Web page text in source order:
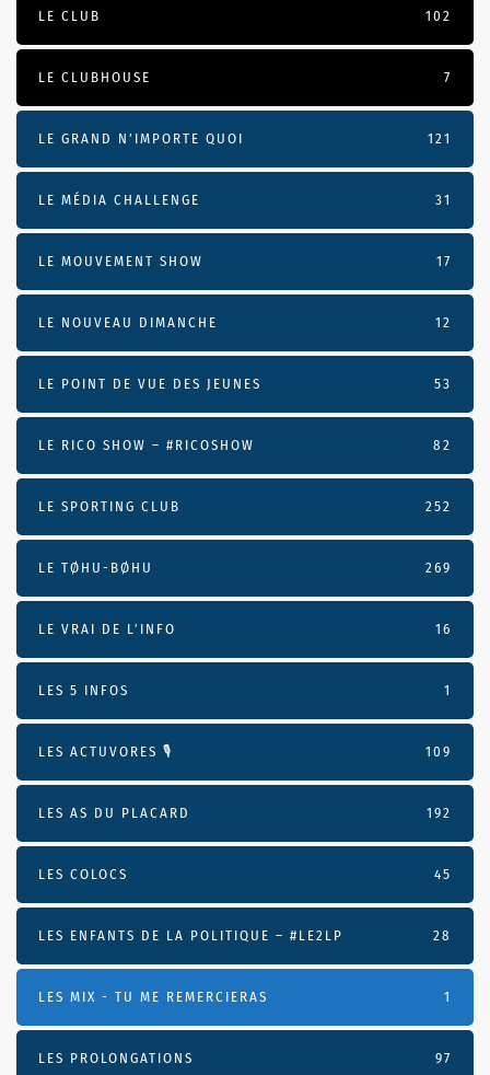
LE CLUB 102
LE CLUBHOUSE 7
LE GRAND N’IMPORTE QUOI 121
LE MÉDIA CHALLENGE 31
LE MOUVEMENT SHOW 17
LE NOUVEAU DIMANCHE 12
LE POINT DE VUE DES JEUNES 53
LE RICO SHOW – #RICOSHOW 82
LE SPORTING CLUB 252
LE TØHU-BØHU 269
LE VRAI DE L’INFO 16
LES 5 INFOS 1
LES ACTUVORES 🎙 109
LES AS DU PLACARD 192
LES COLOCS 45
LES ENFANTS DE LA POLITIQUE – #LE2LP 28
LES MIX - TU ME REMERCIERAS 1
LES PROLONGATIONS 97